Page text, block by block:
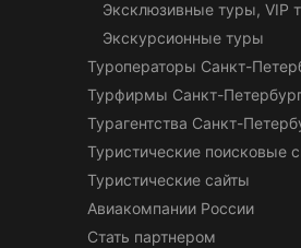
Эксклюзивные туры, VIP
Экскурсионные туры
Туроператоры Санкт-
Турфирмы Санкт-
Турагентства Санкт-
Туристические поисковые
Туристические сайты
Авиакомпании России
Стать партнером